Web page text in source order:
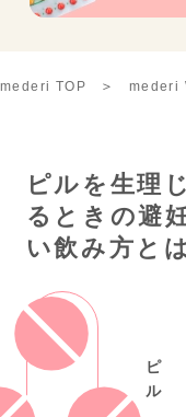
mederi TOP mederi
ピルを生理
るときの避
い飲み方と
ピ
ル